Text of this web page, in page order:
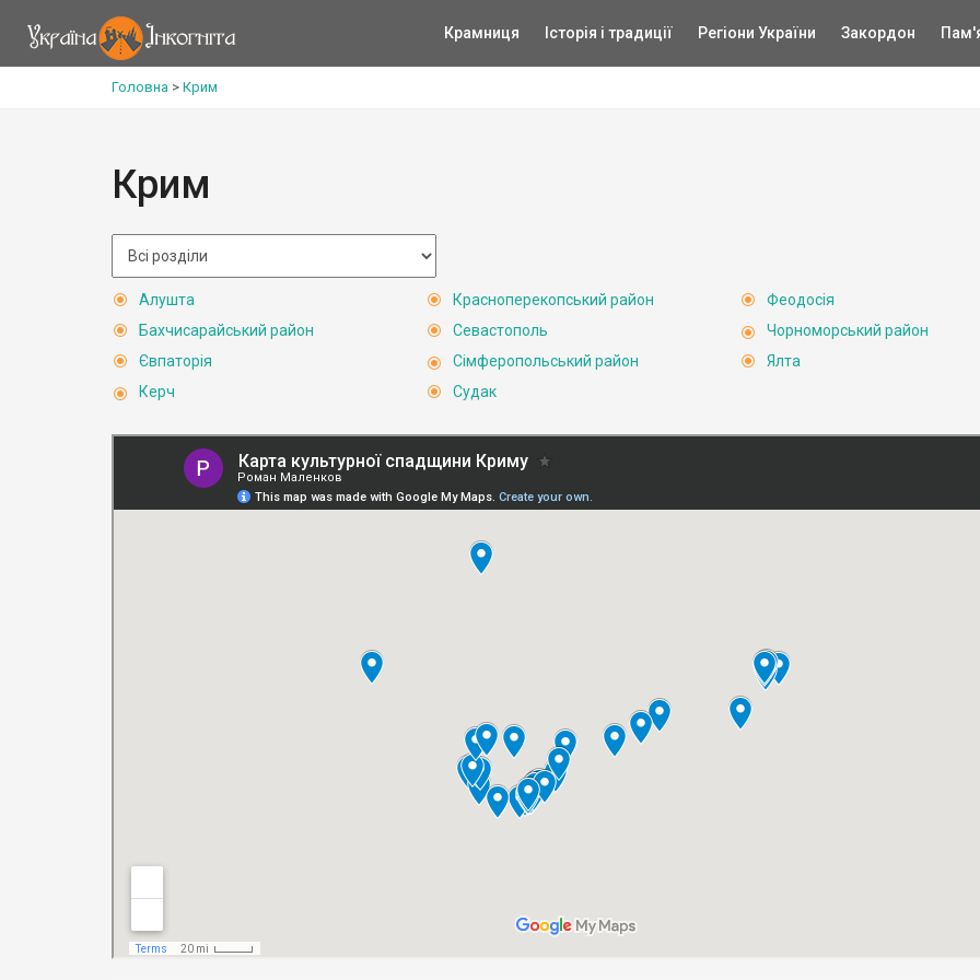
Крамниця Історія і традиції Регіони України Закордон
Головна > Крим
Крим
Алушта
Бахчисарайський район
Євпаторія
Керч
Красноперекопський район
Севастополь
Сімферопольський район
Судак
Феодосія
Чорноморський район
Ялта